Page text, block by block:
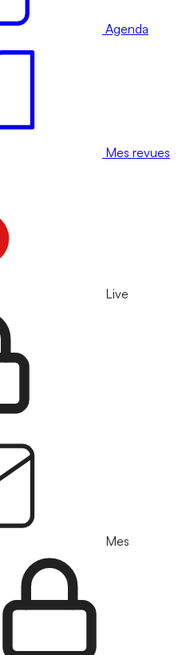
Agenda
Mes revues
Live
Mes